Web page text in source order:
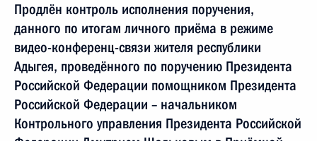
Продлён контроль исполнения поручения,
данного по итогам личного приёма в режиме
видео-конференц-связи жителя республики
Адыгея, проведённого по поручению Президента
Российской Федерации помощником Президента
Российской Федерации – начальником
Контрольного управления Президента Российской